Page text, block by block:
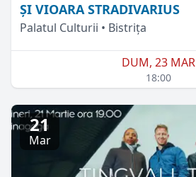
ŞI VIOARA STRADIVARIUS
Palatul Culturii • Bistrița
DUM, 23 MAR
18:00
21
Mar